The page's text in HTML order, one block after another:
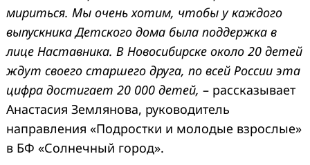
мириться. Мы очень хотим, чтобы у каждого
выпускника Детского дома была поддержка в
лице Наставника. В Новосибирске около 20 детей
ждут своего старшего друга, по всей России эта
цифра достигает 20 000 детей, – рассказывает
Анастасия Землянова, руководитель
направления «Подростки и молодые взрослые»
в БФ «Солнечный город».